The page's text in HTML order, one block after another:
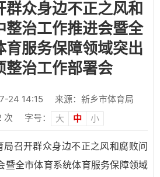
群众身边不正之风和
整治工作推进会暨全
育服务保障领域突出
整治工作部署会
24 14:15
来源：新乡市体育局
次 字号： 大 中 小
召开群众身边不正之风和腐败问
暨全市体育系统体育服务保障领域